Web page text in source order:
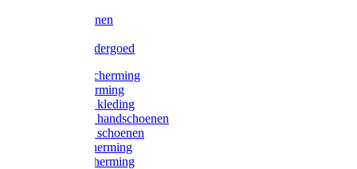
Handschoenen
Thermo ondergoed
Gehoorbescherming
Oogbescherming
Disposable kleding
Disposable handschoenen
Disposable schoenen
Mondbescherming
Hoofdbescherming